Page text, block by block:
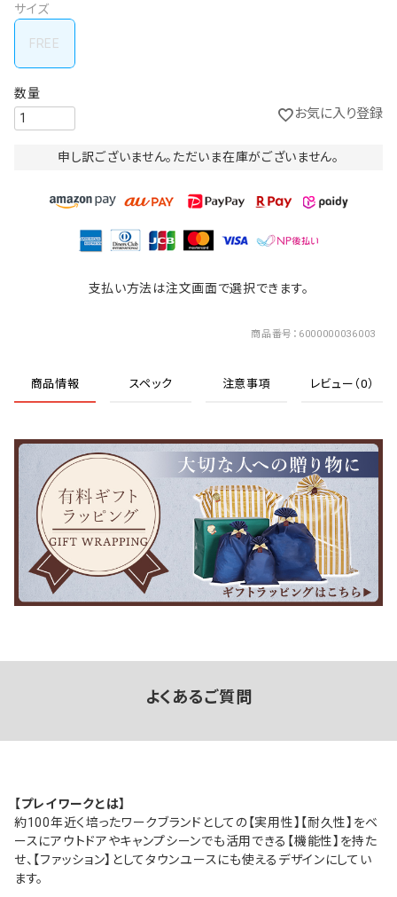
サイズ
FREE
お気に入り登録
申し訳ございません。ただいま在庫がございません。
支払い方法は注文画面で選択できます。
商品番号 6000000036003
商品情報 スペック 注意事項 レビュー（0）
よくあるご質問
【プレイワークとは】
約100年近く培ったワークブランドとしての【実用性】【耐久性】をベ
ースにアウトドアやキャンプシーンでも活用できる【機能性】を持た
せ、【ファッション】としてタウンユースにも使えるデザインにしてい
ます。